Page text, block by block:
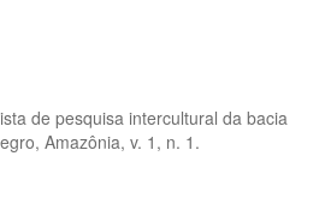
de pesquisa intercultural da bacia
Amazônia, v. 1, n. 1.